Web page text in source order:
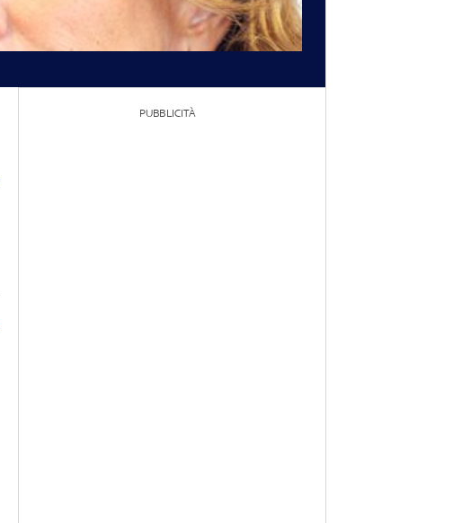
PUBBLICITÀ